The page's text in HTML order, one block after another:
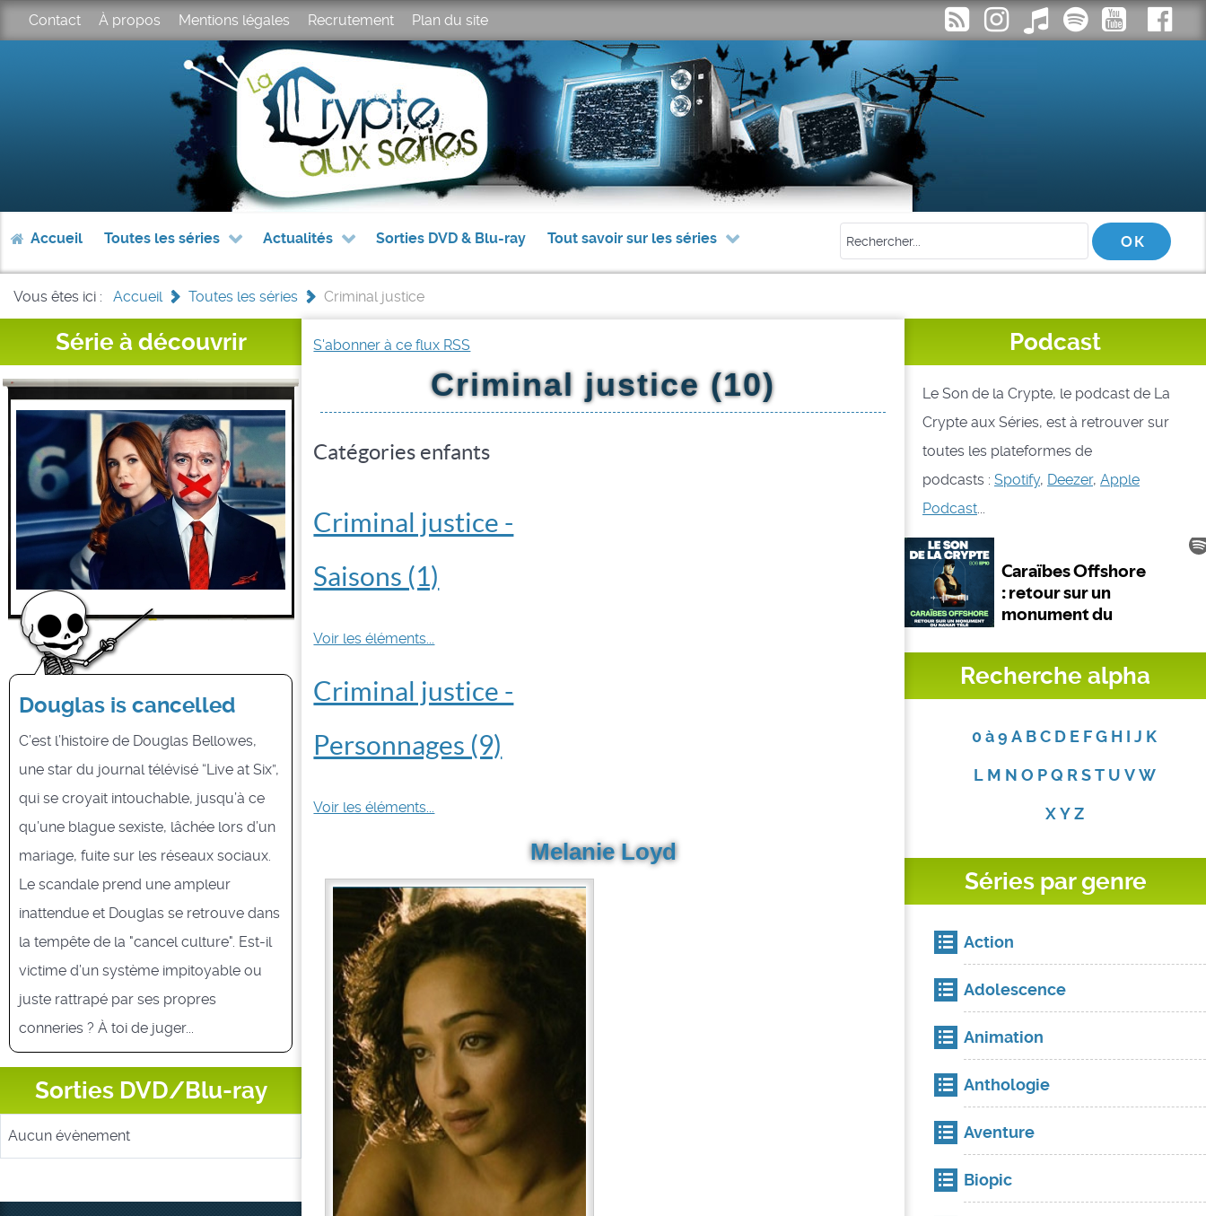
Contact À propos Mentions légales Recrutement Plan du site
Accueil Toutes les séries Actualités Sorties DVD & Blu-ray Tout savoir sur les séries
Vous êtes ici : Accueil > Toutes les séries > Criminal justice
Série à découvrir
Douglas is cancelled
C’est l’histoire de Douglas Bellowes,
une star du journal télévisé “Live at Six”,
qui se croyait intouchable, jusqu’à ce
qu’une blague sexiste, lâchée lors d’un
mariage, fuite sur les réseaux sociaux.
Le scandale prend une ampleur
inattendue et Douglas se retrouve dans
la tempête de la "cancel culture". Est-il
victime d’un système impitoyable ou
juste rattrapé par ses propres
conneries ? À toi de juger...
Sorties DVD/Blu-ray
Aucun évènement
S'abonner à ce flux RSS
Criminal justice (10)
Catégories enfants
Criminal justice -
Saisons (1)
Voir les éléments...
Criminal justice -
Personnages (9)
Voir les éléments...
Melanie Loyd
Podcast
Le Son de la Crypte, le podcast de La
Crypte aux Séries, est à retrouver sur
toutes les plateformes de
podcasts : Spotify, Deezer, Apple
Podcast...
Recherche alpha
0 à 9 A BC D E FG H I J K
L M N O P Q R S T U V W
X Y Z
Séries par genre
Action
Adolescence
Animation
Anthologie
Aventure
Biopic